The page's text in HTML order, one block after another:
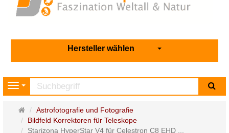
Hersteller wählen
Navigation
Startseite
Astrofotografie und Fotografie
Bildfeld Korrektoren für Teleskope
Starizona HyperStar V4 für Celestron C8 EHD ...